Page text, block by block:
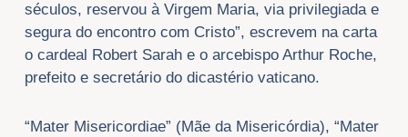
séculos, reservou à Virgem Maria, via privilegiada e
segura do encontro com Cristo”, escrevem na carta
o cardeal Robert Sarah e o arcebispo Arthur Roche,
prefeito e secretário do dicastério vaticano.
“Mater Misericordiae” (Mãe da Misericórdia), “Mater